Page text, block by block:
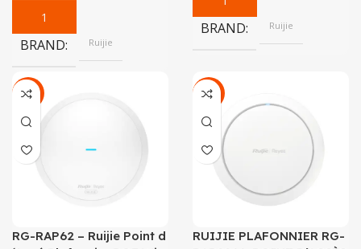
BRAND Ruijie
BRAND Ruijie
-25%
RG-RAP62 – Ruijie Point d
-20%
RUIJIE PLAFONNIER RG-